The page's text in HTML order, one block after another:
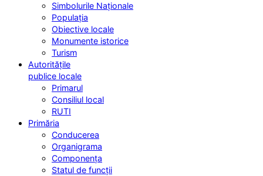
Simbolurile Naționale
Populația
Obiective locale
Monumente istorice
Turism
Autoritățile
publice locale
Primarul
Consiliul local
RUTI
Primăria
Conducerea
Organigrama
Componența
Statul de funcții